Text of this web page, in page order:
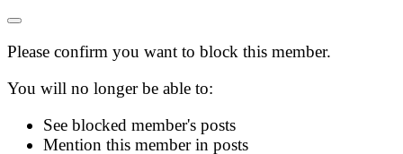
Please confirm you want to block this member.
You will no longer be able to:
See blocked member's posts
Mention this member in posts